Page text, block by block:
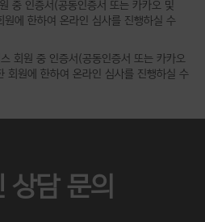
중 인증서(공동인증서 또는 카카오 및
에 한하여 온라인 심사를 진행하실 수
회원 중 인증서(공동인증서 또는 카카오
회원에 한하여 온라인 심사를 진행하실 수
상담 문의